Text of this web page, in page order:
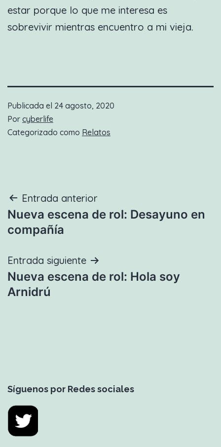
estar porque lo que me interesa es
sobrevivir mientras encuentro a mi vieja.
Publicada el 24 agosto, 2020
Por cyberlife
Categorizado como Relatos
Navegación
de
Entrada anterior
Nueva escena de rol: Desayuno en
compañía
Entrada siguiente
Nueva escena de rol: Hola soy
Arnidrú
Síguenos por Redes sociales